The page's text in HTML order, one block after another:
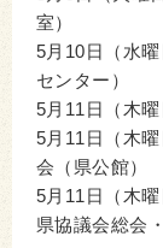
室）
5月10日（水
センター）
5月11日（木
5月11日（木
会（県公館）
5月11日（木
県協議会総会